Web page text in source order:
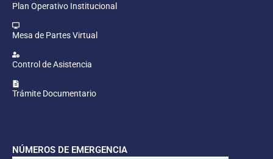
Plan Operativo Institucional
Mesa de Partes Virtual
Control de Asistencia
Trámite Documentario
NÚMEROS DE EMERGENCIA